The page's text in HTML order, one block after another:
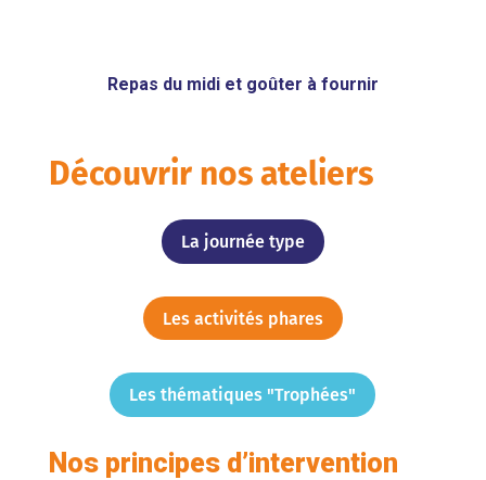
Repas du midi et goûter à fournir
Découvrir nos ateliers
La journée type
Les activités phares
Les thématiques "Trophées"
Nos principes d’intervention